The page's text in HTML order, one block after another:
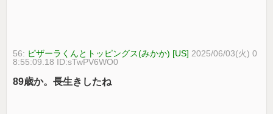
56: ピザーラくんとトッピングス(みかか) [US] 2025/06/03(火) 0
8:55:09.18 ID:sTwPV6WO0
89歳か。長生きしたね